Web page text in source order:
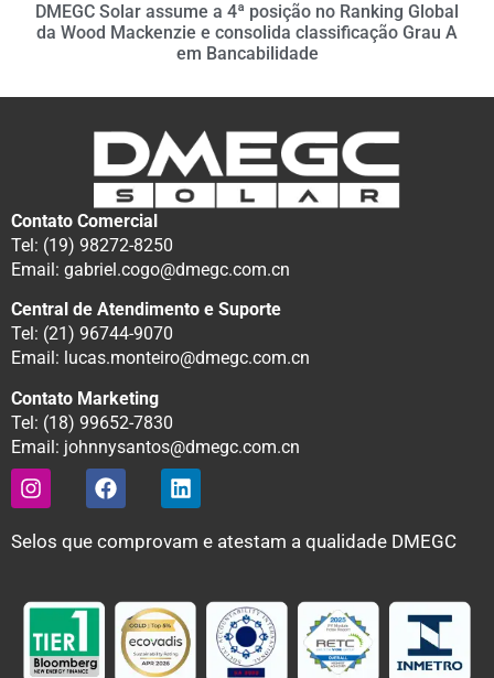
DMEGC Solar assume a 4ª posição no Ranking Global
da Wood Mackenzie e consolida classificação Grau A
em Bancabilidade
Contato Comercial
Tel: (19) 98272-8250
Email: gabriel.cogo@dmegc.com.cn
Central de Atendimento e Suporte
Tel: (21) 96744-9070
Email: lucas.monteiro@dmegc.com.cn
Contato Marketing
Tel: (18) 99652-7830
Email: johnnysantos@dmegc.com.cn
Selos que comprovam e atestam a qualidade DMEGC